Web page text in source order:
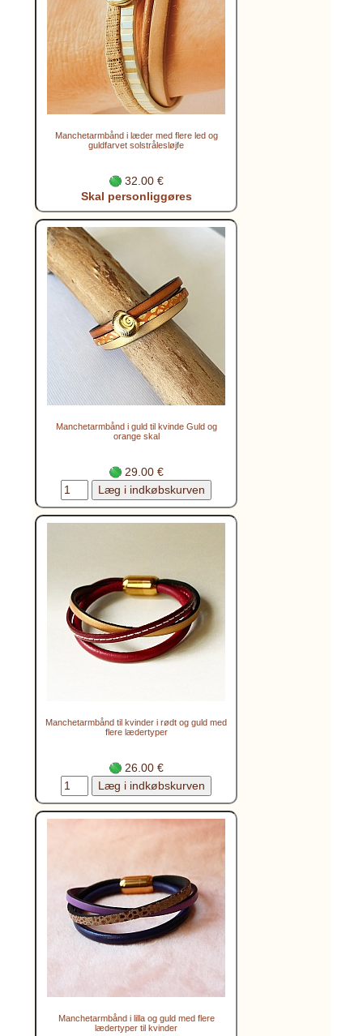
Manchetarmbånd i læder med flere led og
guldfarvet solstrålesløjfe
32.00 €
Skal personliggøres
Manchetarmbånd i guld til kvinde Guld og
orange skal
29.00 €
Manchetarmbånd til kvinder i rødt og guld med
flere lædertyper
26.00 €
Manchetarmbånd i lilla og guld med flere
lædertyper til kvinder